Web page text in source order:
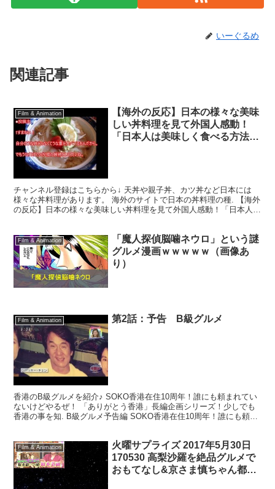
いーぐるめ
関連記事
Film & Animation
【海外の反応】日本の様々な美味
しい丼料理を見て外国人感動！
「日本人は美味しく食べる方法を
チャンネル登録はこちらから↓ 天丼や親子丼、カツ丼など日本には
様々な丼料理があります。 海外のサイトで日本の丼料理の種. 【海外
の反応】日本の様々な美味しい丼料理を見て外国人感動！「日本人は
Film & Animation
「魔人探偵脳噛ネウロ」という謎
グルメ漫画ｗｗｗｗｗ（画像あ
り）
Film & Animation 第2話：予告 B級グルメ
香港のB級グルメを紹介♪ SOKO香港在住10周年！誰にも頼まれてい
ないけどやるぜ！ 「ありがとう香港」長編企画シリーズ！少しでも
香港の事を知. B級グルメ予告編 SOKO香港在住10周年！誰にも頼ま
Film & Animation
火曜サプライズ 2017年5月30日
170530 高梨沙羅を絶品グルメで
おもてなし&京さま慎ちゃん都バ